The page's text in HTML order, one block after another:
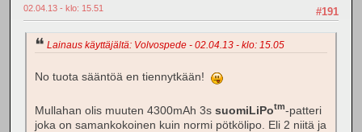
#191
02.04.13 - klo: 15.51
Lainaus käyttäjältä: Volvospede - 02.04.13 - klo: 15.05
No tuota sääntöä en tiennytkään!
Mullahan olis muuten 4300mAh 3s suomiLiPotm-patteri
joka on samankokoinen kuin normi pötkölipo. Eli 2 niitä ja